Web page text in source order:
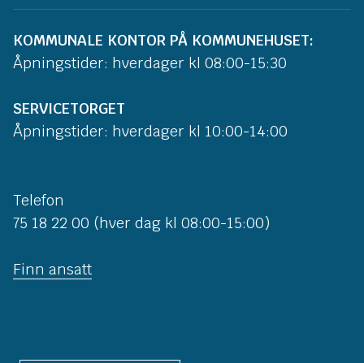
KOMMUNALE KONTOR PÅ KOMMUNEHUSET:
Åpningstider: hverdager kl 08:00-15:30
SERVICETORGET
Åpningstider: hverdager kl 10:00-14:00
Telefon
75 18 22 00 (hver dag kl 08:00-15:00)
Finn ansatt